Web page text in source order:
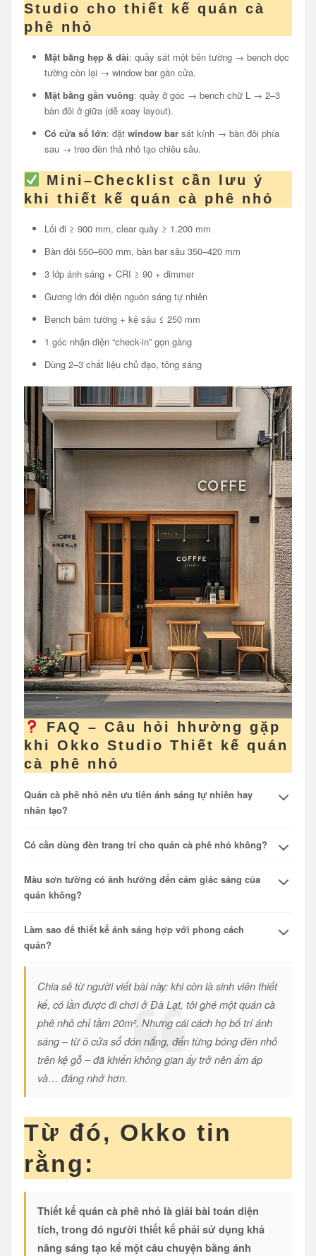
Studio cho thiết kế quán cà
phê nhỏ
Mặt bằng hẹp & dài: quầy sát một bên tường → bench dọc
tường còn lại → window bar gần cửa.
Mặt bằng gần vuông: quầy ở góc → bench chữ L → 2–3
bàn đôi ở giữa (dễ xoay layout).
Có cửa sổ lớn: đặtwindow bar sát kính → bàn đôi phía
sau → treo đèn thả nhỏ tạo chiều sâu.
Mini–Checklist cần lưu ý
khi thiết kế quán cà phê nhỏ
Lối đi ≥ 900 mm, clear quầy ≥ 1.200 mm
Bàn đôi 550–600 mm, bàn bar sâu 350–420 mm
3 lớp ánh sáng + CRI ≥ 90 + dimmer
Gương lớn đối diện nguồn sáng tự nhiên
Bench bám tường + kệ sâu ≤ 250 mm
1 góc nhận diện “check-in” gọn gàng
Dùng 2–3 chất liệu chủ đạo, tông sáng
FAQ – Câu hỏi hhường gặp
khi Okko Studio Thiết kế quán
cà phê nhỏ
Quán cà phê nhỏ nên ưu tiên ánh sáng tự nhiên hay
nhân tạo?
Có cần dùng đèn trang trí cho quán cà phê nhỏ không?
Màu sơn tường có ảnh hưởng đến cảm giác sáng của
quán không?
Làm sao để thiết kế ánh sáng hợp với phong cách
quán?
Chia sẻ từ người viết bài này: khi còn là sinh viên thiết
kế, có lần được đi chơi ở Đà Lạt, tôi ghé một quán cà
phê nhỏ chỉ tầm 20m². Nhưng cái cách họ bố trí ánh
sáng – từ ô cửa sổ đón nắng, đến từng bóng đèn nhỏ
trên kệ gỗ – đã khiến không gian ấy trở nên ấm áp
và… đáng nhớ hơn.
Từ đó, Okko tin
rằng:
Thiết kế quán cà phê nhỏ là giải bài toán diện
tích, trong đó người thiết kế phải sử dụng khả
năng sáng tạo kể một câu chuyện bằng ánh